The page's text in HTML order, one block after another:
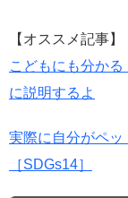
【オススメ記事】
こどもにも分か
に説明するよ
実際に自分がペッ
［SDGs14］